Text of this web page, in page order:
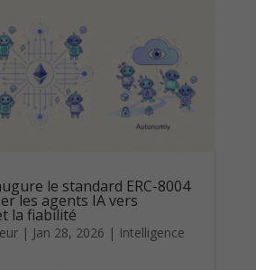
le standard ERC-8004
les agents IA vers
la fiabilité
| Jan 28, 2026 | Intelligence